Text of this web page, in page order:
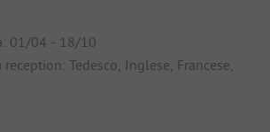
01/04 - 18/10
Tedesco, Inglese, Francese,